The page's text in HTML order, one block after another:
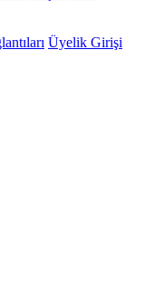
Üyelik Girişi